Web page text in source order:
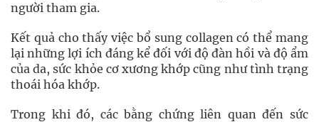
người tham gia.
Kết quả cho thấy việc bổ sung collagen có thể mang
lại những lợi ích đáng kể đối với độ đàn hồi và độ ẩm
của da, sức khỏe cơ xương khớp cũng như tình trạng
thoái hóa khớp.
Trong khi đó, các bằng chứng liên quan đến sức